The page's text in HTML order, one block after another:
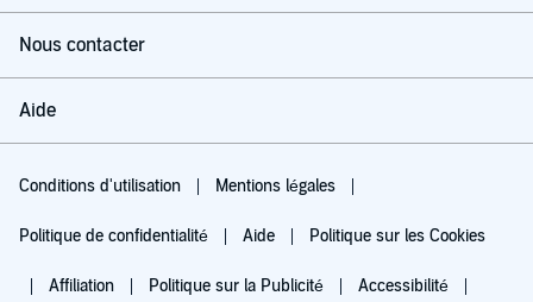
Nous contacter
Aide
Conditions d'utilisation Mentions légales
Politique de confidentialité Aide Politique sur les Cookies
Affiliation Politique sur la Publicité Accessibilité